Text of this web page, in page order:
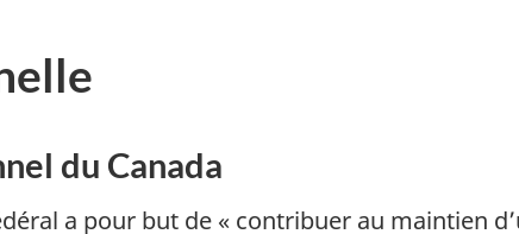
du Canada
a pour but de « contribuer au maintien